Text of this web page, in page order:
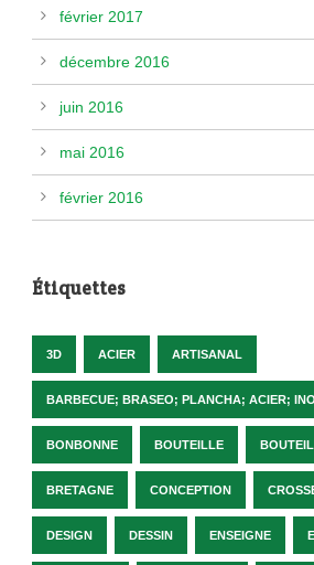
février 2017
décembre 2016
juin 2016
mai 2016
février 2016
Étiquettes
3D ACIER ARTISANAL
BARBECUE; BRASEO; PLANCHA; ACIER;
BONBONNE BOUTEILLE
BRETAGNE CONCEPTION
DESIGN DESSIN ENSEIGNE